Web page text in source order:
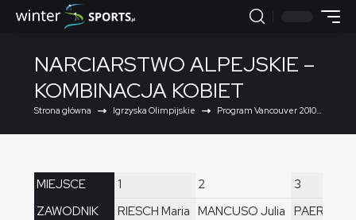
NARCIARSTWO ALPEJSKIE –
KOMBINACJA KOBIET
Strona główna Igrzyska Olimpijskie Program Vancouver 2010
MIEJSCE
ZAWODNIK
1
RIESCH Maria
2
MANCUSO Julia
3
PAERSON